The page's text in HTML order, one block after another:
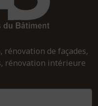
rénovation de façades,
rénovation intérieure